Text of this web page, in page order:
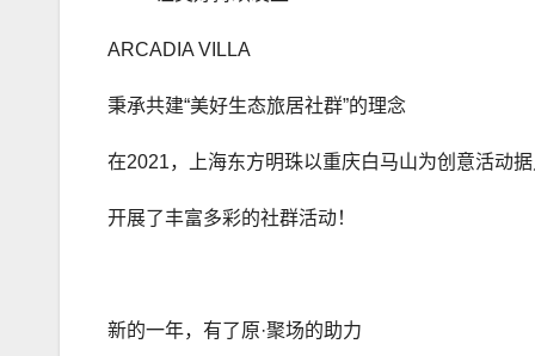
ARCADIA VILLA
秉承共建“美好生态旅居社群”的理念
在2021，上海东方明珠以重庆白马山为创意活动
开展了丰富多彩的社群活动！
新的一年，有了原·聚场的助力